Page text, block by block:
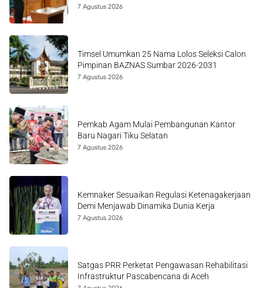
7 Agustus 2026
Timsel Umumkan 25 Nama Lolos Seleksi Calon
Pimpinan BAZNAS Sumbar 2026-2031
7 Agustus 2026
Pemkab Agam Mulai Pembangunan Kantor
Baru Nagari Tiku Selatan
7 Agustus 2026
Kemnaker Sesuaikan Regulasi Ketenagakerjaan
Demi Menjawab Dinamika Dunia Kerja
7 Agustus 2026
Satgas PRR Perketat Pengawasan Rehabilitasi
Infrastruktur Pascabencana di Aceh